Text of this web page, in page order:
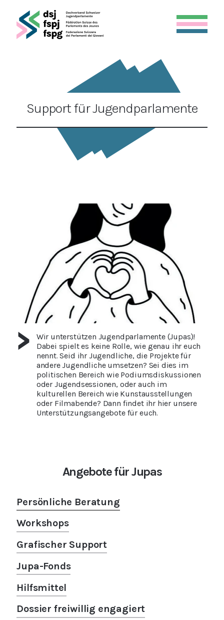
Support für Jugendparlamente
Wir unterstützen Jugendparlamente (Jupas)!
Dabei spielt es keine Rolle, wie genau ihr euch
nennt. Seid ihr Jugendliche, die Projekte für
andere Jugendliche umsetzen? Sei dies im
politischen Bereich wie Podiumsdiskussionen
oder Jugendsessionen, oder auch im
kulturellen Bereich wie Kunstausstellungen
oder Filmabende? Dann findet ihr hier unsere
Unterstützungsangebote für euch.
Angebote für Jupas
Persönliche Beratung
Workshops
Grafischer Support
Jupa-Fonds
Hilfsmittel
Dossier freiwillig engagiert